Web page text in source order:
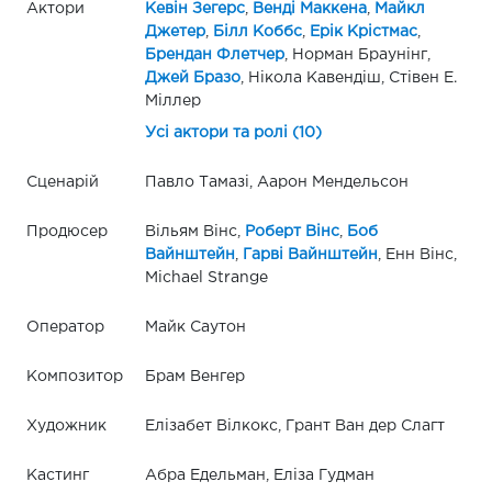
Актори Кевін Зегерс, Венді Маккена,
Майкл
Джетер, Білл Коббс, Ерік Крістмас,
Брендан Флетчер, Норман Браунінг,
Джей Бразо, Нікола Кавендіш, Стівен Е.
Міллер
Усі актори та ролі (10)
Сценарій Павло Тамазі, Аарон Мендельсон
Продюсер Вільям Вінс, Роберт Вінс,
Боб
Вайнштейн
Гарві Вайнштейн , Енн Вінс,
Michael Strange
Оператор Майк Саутон
Композитор Брам Венгер
Художник Елізабет Вілкокс, Грант Ван дер Слагт
Кастинг Абра Едельман, Еліза Гудман